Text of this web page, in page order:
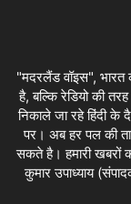
"मदरलैंड वॉइस", भारत
है, बल्कि रेडियो की
निकाले जा रहे हिंदी
पर। अब हर पल की
सकते है। हमारी खबरों
कुमार उपाध्याय